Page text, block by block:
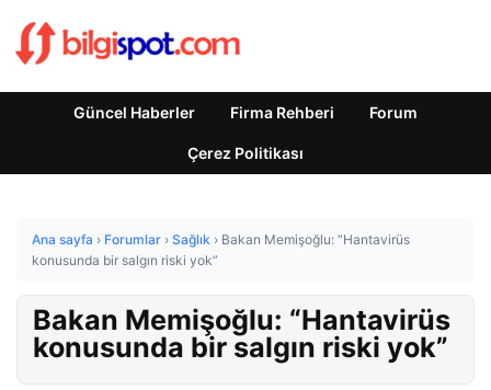
Güncel Haberler Firma Rehberi Forum
Çerez Politikası
Ana sayfa › Forumlar › Sağlık › Bakan Memişoğlu: “Hantavirüs
konusunda bir salgın riski yok”
Bakan Memişoğlu: “Hantavirüs
konusunda bir salgın riski yok”